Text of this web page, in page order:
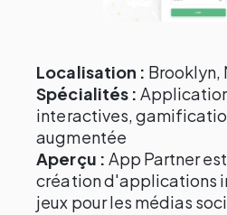
Localisation : Brooklyn,
Spécialités :
interactives,
augmentée
Aperçu : App Partner
création d'applications
jeux pour les médias